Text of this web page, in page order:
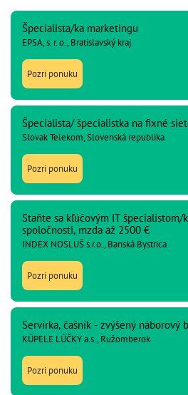
Špecialista/ka marketingu
EPSA, s. r. o., Bratislavský kraj
Pozri ponuku
Slovak Telekom, Slovenská republika
Pozri ponuku
Staňte sa kľúčovým IT špecialistom/
spoločnosti, mzda až 2500 €
INDEX NOSLUŠ s.r.o., Banská Bystrica
Pozri ponuku
Servírka, čašník - zvýšený
KÚPELE LÚČKY a.s., Ružomberok
Pozri ponuku